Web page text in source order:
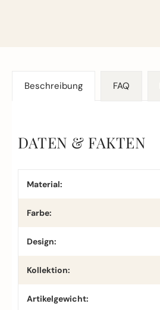
Beschreibung
DATEN & FAKTEN
Material:
Farbe:
Design:
Kollektion:
Artikelgewicht:
FAQ